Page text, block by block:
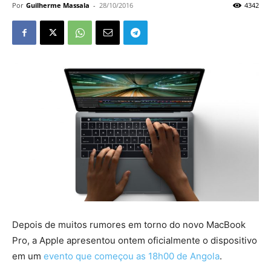
Por Guilherme Massala - 28/10/2016 4342
Depois de muitos rumores em torno do novo MacBook
Pro, a Apple apresentou ontem oficialmente o dispositivo
em um evento que começou as 18h00 de Angola.